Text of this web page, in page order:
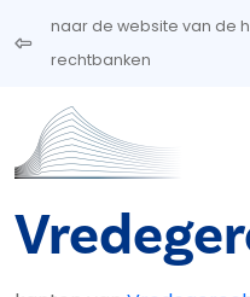
Overslaan en naar de
naar de website van de
rechtbanken